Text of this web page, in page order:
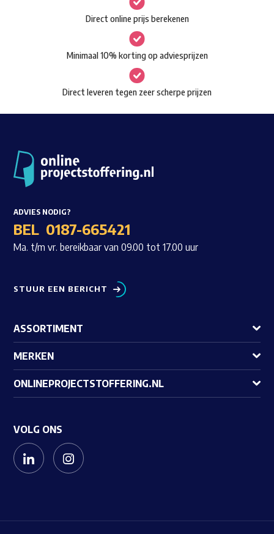
Waar ben je naar op zoek?gekozen
worden
op
de
productpagina
Direct online prijs berekenen
Minimaal 10% korting op adviesprijzen
Direct leveren tegen zeer scherpe prijzen
ADVIES NODIG?
BEL 0187-665421
Ma. t/m vr. bereikbaar van 09.00 tot 17.00 uur
STUUR EEN BERICHT
ASSORTIMENT
MERKEN
ONLINEPROJECTSTOFFERING.NL
VOLG ONS